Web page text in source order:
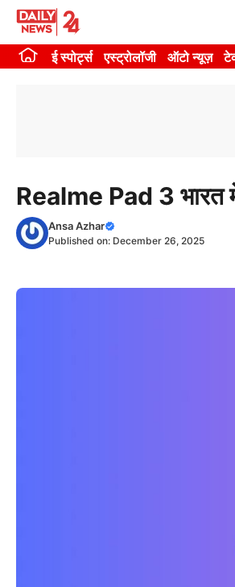
Skip
contentई स्पोर्ट्स एस्ट्रोलॉजी ऑटो न्यूज़
Realme Pad 3 भारत
Ansa Azhar
Published on: December 26, 2025